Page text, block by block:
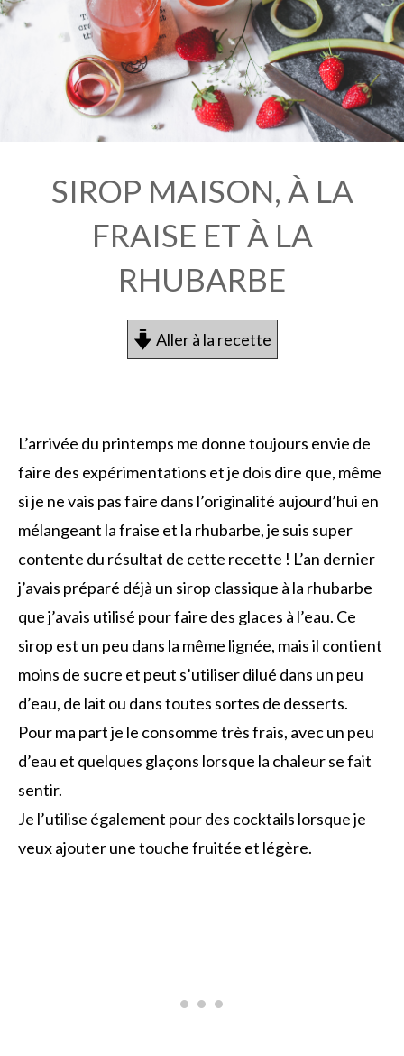
SIROP MAISON, À LA
FRAISE ET À LA
RHUBARBE
Aller à la recette
L’arrivée du printemps me donne toujours envie de
faire des expérimentations et je dois dire que, même
si je ne vais pas faire dans l’originalité aujourd’hui en
mélangeant la fraise et la rhubarbe, je suis super
contente du résultat de cette recette ! L’an dernier
j’avais préparé déjà un sirop classique à la rhubarbe
que j’avais utilisé pour faire des glaces à l’eau. Ce
sirop est un peu dans la même lignée, mais il contient
moins de sucre et peut s’utiliser dilué dans un peu
d’eau, de lait ou dans toutes sortes de desserts.
Pour ma part je le consomme très frais, avec un peu
d’eau et quelques glaçons lorsque la chaleur se fait
sentir.
Je l’utilise également pour des cocktails lorsque je
veux ajouter une touche fruitée et légère.